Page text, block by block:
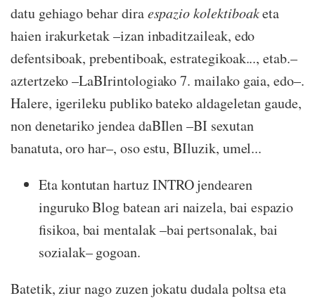
datu gehiago behar diraespaziokolektiboaketa
haien irakurketak –izan inbaditzaileak, edo
defentsiboak, prebentiboak, estrategikoak..., etab.–
aztertzeko –LaBIrintologiako 7. mailako gaia, edo–.
Halere, igerileku publiko bateko aldageletan gaude,
non denetariko jendea daBIlen –BI sexutan
banatuta, oro har–, oso estu, BIluzik, umel...
Eta kontutan hartuz INTRO jendearen
inguruko Blog batean ari naizela, bai espazio
fisikoa, bai mentalak –bai pertsonalak, bai
sozialak– gogoan.
Batetik, ziur nago zuzen jokatu dudala poltsa eta